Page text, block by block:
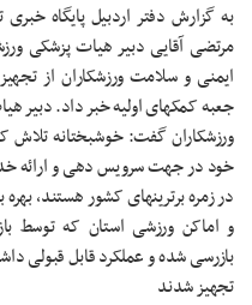
به گزارش دفتر اردبیل پایگاه
مرتضی آقایی دبیر هیات پزشکی
ایمنی و سلامت ورزشکاران از
جعبه کمکهای اولیه خبر داد. دبیر
ورزشکاران گفت: خوشبختانه تلاش
خود در جهت سرویس دهی و ارائه
در زمره برترینهای کشور هستند، بهره
و اماکن ورزشی استان که توسط
بازرسی شده و عملکرد قابل قبولی
تجهیز شدند